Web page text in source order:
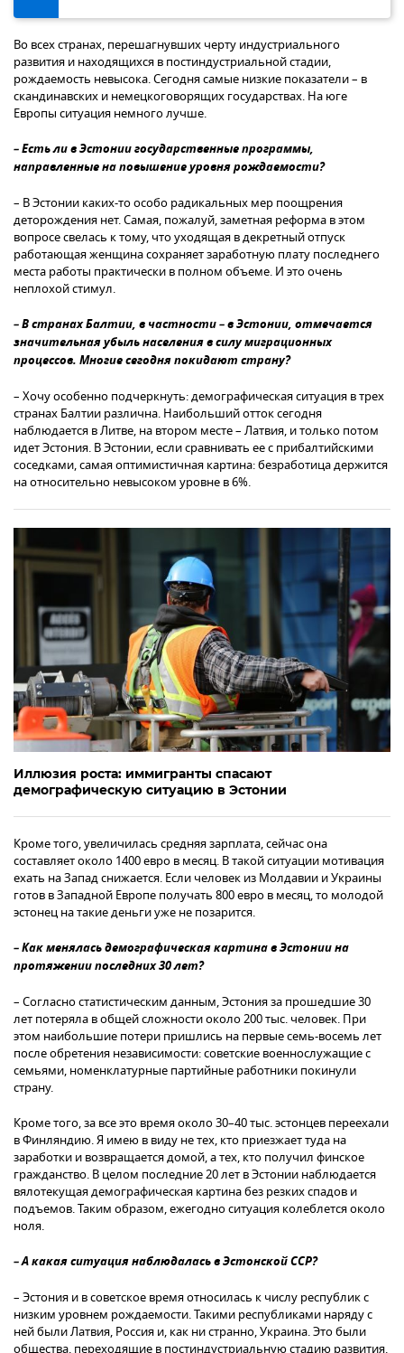
Во всех странах, перешагнувших черту индустриального
развития и находящихся в постиндустриальной стадии,
рождаемость невысока. Сегодня самые низкие показатели – в
скандинавских и немецкоговорящих государствах. На юге
Европы ситуация немного лучше.
– Есть ли в Эстонии государственные программы,
направленные на повышение уровня рождаемости?
– В Эстонии каких-то особо радикальных мер поощрения
деторождения нет. Самая, пожалуй, заметная реформа в этом
вопросе свелась к тому, что уходящая в декретный отпуск
работающая женщина сохраняет заработную плату последнего
места работы практически в полном объеме. И это очень
неплохой стимул.
– В странах Балтии, в частности – в Эстонии, отмечается
значительная убыль населения в силу миграционных
процессов. Многие сегодня покидают страну?
– Хочу особенно подчеркнуть: демографическая ситуация в трех
странах Балтии различна. Наибольший отток сегодня
наблюдается в Литве, на втором месте – Латвия, и только потом
идет Эстония. В Эстонии, если сравнивать ее с прибалтийскими
соседками, самая оптимистичная картина: безработица держится
на относительно невысоком уровне в 6%.
Иллюзия роста: иммигранты спасают
демографическую ситуацию в Эстонии
Кроме того, увеличилась средняя зарплата, сейчас она
составляет около 1400 евро в месяц. В такой ситуации мотивация
ехать на Запад снижается. Если человек из Молдавии и Украины
готов в Западной Европе получать 800 евро в месяц, то молодой
эстонец на такие деньги уже не позарится.
– Как менялась демографическая картина в Эстонии на
протяжении последних 30 лет?
– Согласно статистическим данным, Эстония за прошедшие 30
лет потеряла в общей сложности около 200 тыс. человек. При
этом наибольшие потери пришлись на первые семь-восемь лет
после обретения независимости: советские военнослужащие с
семьями, номенклатурные партийные работники покинули
страну.
Кроме того, за все это время около 30–40 тыс. эстонцев переехали
в Финляндию. Я имею в виду не тех, кто приезжает туда на
заработки и возвращается домой, а тех, кто получил финское
гражданство. В целом последние 20 лет в Эстонии наблюдается
вялотекущая демографическая картина без резких спадов и
подъемов. Таким образом, ежегодно ситуация колеблется около
ноля.
– А какая ситуация наблюдалась в Эстонской ССР?
– Эстония и в советское время относилась к числу республик с
низким уровнем рождаемости. Такими республиками наряду с
ней были Латвия, Россия и, как ни странно, Украина. Это были
общества, переходящие в постиндустриальную стадию развития.